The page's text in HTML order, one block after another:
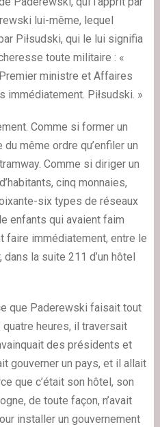
lui-même, lequel
Piłsudski, qui le lui signifia
toute militaire : «
ministre et Affaires
immédiatement. Piłsudski. »
Comme si former un
même ordre qu’enfiler un
Comme si diriger un
cinq monnaies,
six types de réseaux
enfants qui avaient faim
faire immédiatement, entre le
la suite 211 d’un hôtel
que Paderewski faisait tout
heures, il traversait
des présidents et
gouverner un pays, et il allait
que c’était son hôtel, son
de toute façon, n’avait
installer un gouvernement